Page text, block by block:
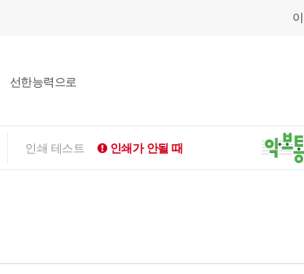
꽃들도
인쇄 테스트 인쇄가 안될 때